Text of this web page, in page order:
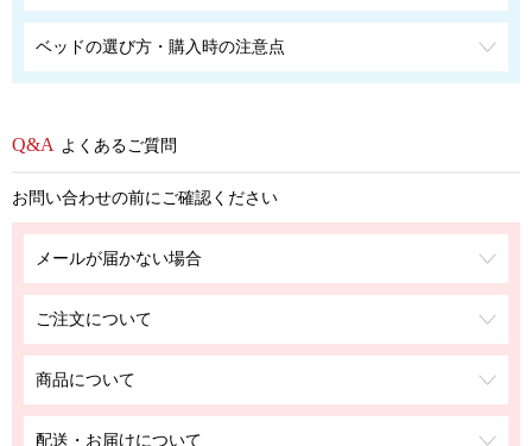
ベッドの選び方・購入時の注意点
よくあるご質問
お問い合わせの前にご確認ください
メールが届かない場合
ご注文について
商品について
配送・お届けについて